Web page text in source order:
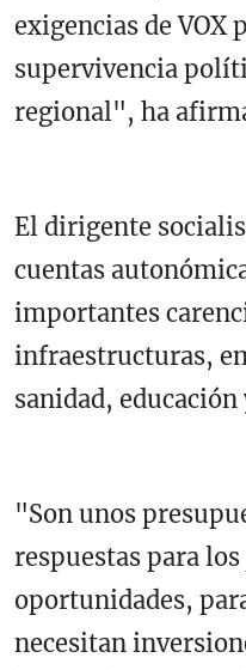
exigencias de VOX
supervivencia
regional", ha
El dirigente
cuentas
importantes
infraestructuras,
sanidad,
"Son unos
respuestas para
oportunidades,
necesitan